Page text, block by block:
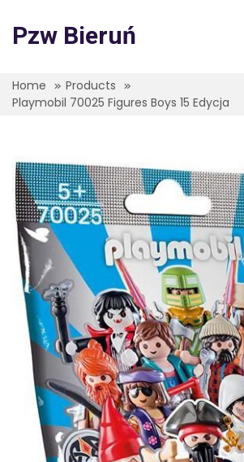
content
Pzw Bieruń
Home
Products
Playmobil 70025 Figures Boys 15 Edycja